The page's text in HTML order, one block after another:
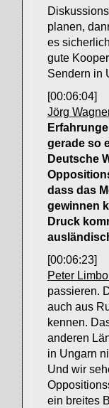
planen,
es
gute
Sendern in
[00:06:04]
Jörg
gerade so
Deutsche
dass das
gewinnen
Druck
[00:06:23]
Peter
passieren.
auch aus
kennen.
anderen
in Ungarn
Und wir
ein breites